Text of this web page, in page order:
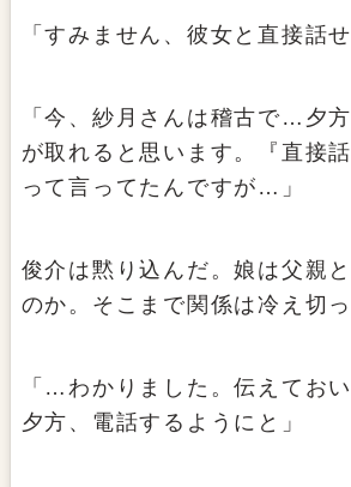
「すみません、彼女と直接話
「今、紗月さんは稽古で…夕
が取れると思います。『直接
って言ってたんですが…」
俊介は黙り込んだ。娘は父親
のか。そこまで関係は冷え切
「…わかりました。伝えてお
夕方、電話するようにと」